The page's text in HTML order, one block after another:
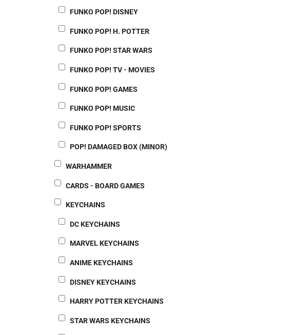
FUNKO POP! DISNEY
FUNKO POP! H. POTTER
FUNKO POP! STAR WARS
FUNKO POP! TV - MOVIES
FUNKO POP! GAMES
FUNKO POP! MUSIC
FUNKO POP! SPORTS
POP! DAMAGED BOX (MINOR)
WARHAMMER
CARDS - BOARD GAMES
KEYCHAINS
DC KEYCHAINS
MARVEL KEYCHAINS
ANIME KEYCHAINS
DISNEY KEYCHAINS
HARRY POTTER KEYCHAINS
STAR WARS KEYCHAINS